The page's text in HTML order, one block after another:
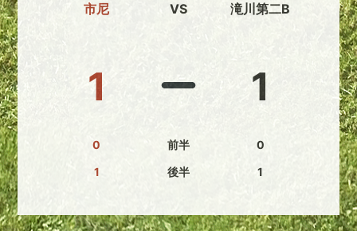
市尼
1
0
1
VS
前半
後半
滝川第二B
1
0
1